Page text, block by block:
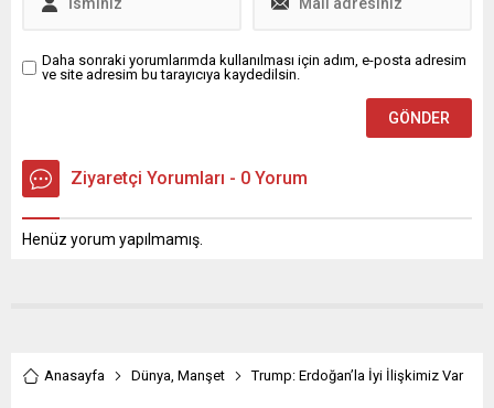
konuşmasında üyelere
gerçekleştirdik...
Daha sonraki yorumlarımda kullanılması için adım, e-posta adresim
ve site adresim bu tarayıcıya kaydedilsin.
Ziyaretçi Yorumları - 0 Yorum
Henüz yorum yapılmamış.
Anasayfa Dünya, Manşet Trump: Erdoğan’la İyi İlişkimiz Var